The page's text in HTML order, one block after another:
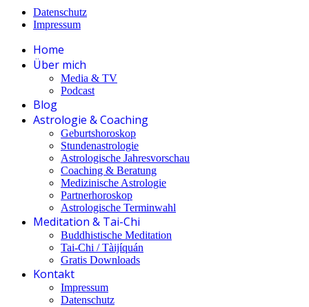
Datenschutz
Impressum
Home
Über mich
Media & TV
Podcast
Blog
Astrologie & Coaching
Geburtshoroskop
Stundenastrologie
Astrologische Jahresvorschau
Coaching & Beratung
Medizinische Astrologie
Partnerhoroskop
Astrologische Terminwahl
Meditation & Tai-Chi
Buddhistische Meditation
Tai-Chi / Tàijíquán
Gratis Downloads
Kontakt
Impressum
Datenschutz